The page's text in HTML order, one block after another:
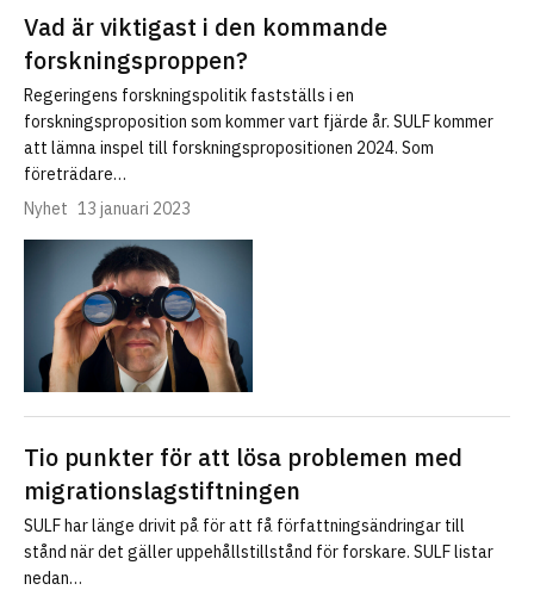
Vad är viktigast i den kommande
forskningsproppen?
Regeringens forskningspolitik fastställs i en
forskningsproposition som kommer vart fjärde år. SULF kommer
att lämna inspel till forskningspropositionen 2024. Som
företrädare…
Nyhet 13 januari 2023
Tio punkter för att lösa problemen med
migrationslagstiftningen
SULF har länge drivit på för att få författningsändringar till
stånd när det gäller uppehållstillstånd för forskare. SULF listar
nedan…